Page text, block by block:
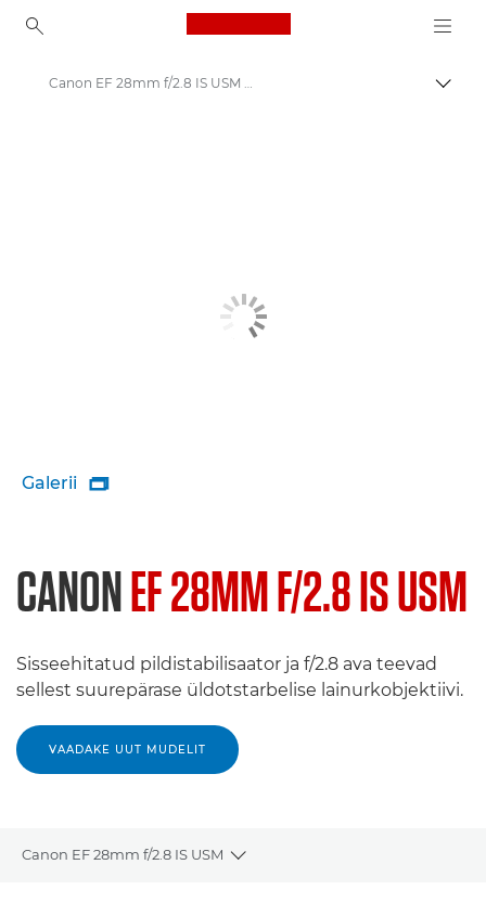
Canon Logo, back to
Canon EF 28mm f/2.8 IS USM - Objektiivid – kaamera ja fotoobjektiivid
Galerii 
CANONEF 28MM F/2.8 IS USM
Sisseehitatud pildistabilisaator ja f/2.8 ava teevad
sellest suurepärase üldotstarbelise lainurkobjektiivi.
VAADAKE UUT MUDELIT
Canon EF 28mm f/2.8 IS USM
Toggle breadcrumbs